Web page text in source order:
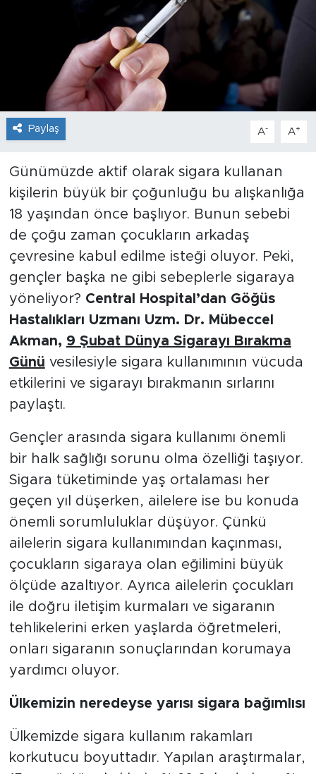
Paylaş A- A+
Günümüzde aktif olarak sigara kullanan
kişilerin büyük bir çoğunluğu bu alışkanlığa
18 yaşından önce başlıyor. Bunun sebebi
de çoğu zaman çocukların arkadaş
çevresine kabul edilme isteği oluyor. Peki,
gençler başka ne gibi sebeplerle sigaraya
yöneliyor? Central Hospital’dan Göğüs
Hastalıkları Uzmanı Uzm. Dr. Mübeccel
Akman, 9 Şubat Dünya Sigarayı Bırakma
Günü vesilesiyle sigara kullanımının vücuda
etkilerini ve sigarayı bırakmanın sırlarını
paylaştı.
Gençler arasında sigara kullanımı önemli
bir halk sağlığı sorunu olma özelliği taşıyor.
Sigara tüketiminde yaş ortalaması her
geçen yıl düşerken, ailelere ise bu konuda
önemli sorumluluklar düşüyor. Çünkü
ailelerin sigara kullanımından kaçınması,
çocukların sigaraya olan eğilimini büyük
ölçüde azaltıyor. Ayrıca ailelerin çocukları
ile doğru iletişim kurmaları ve sigaranın
tehlikelerini erken yaşlarda öğretmeleri,
onları sigaranın sonuçlarından korumaya
yardımcı oluyor.
Ülkemizin neredeyse yarısı sigara bağımlısı
Ülkemizde sigara kullanım rakamları
korkutucu boyuttadır. Yapılan araştırmalar,